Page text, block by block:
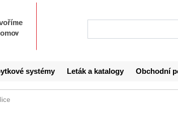
systémy Leták a katalogy Obchodní